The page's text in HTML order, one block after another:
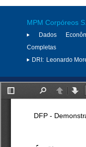
MPM Corpóreos
Dados
Completas
DRI: Leonardo